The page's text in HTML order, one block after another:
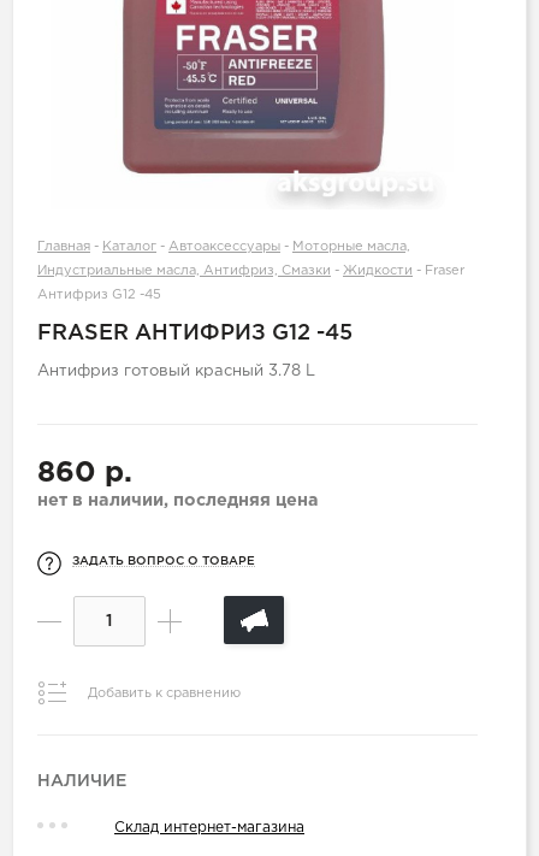
Главная - Каталог - Автоаксессуары - Моторные масла,
Индустриальные масла, Антифриз, Смазки - Жидкости - Fraser
Антифриз G12 -45
FRASER АНТИФРИЗ G12 -45
Антифриз готовый красный 3.78 L
860 р.
нет в наличии, последняя цена
ЗАДАТЬ ВОПРОС О ТОВАРЕ
Добавить к сравнению
НАЛИЧИЕ
Склад интернет-магазина